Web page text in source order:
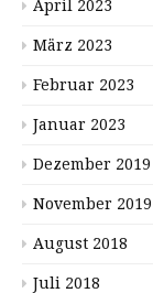
April 2023
März 2023
Februar 2023
Januar 2023
Dezember 2019
November 2019
August 2018
Juli 2018